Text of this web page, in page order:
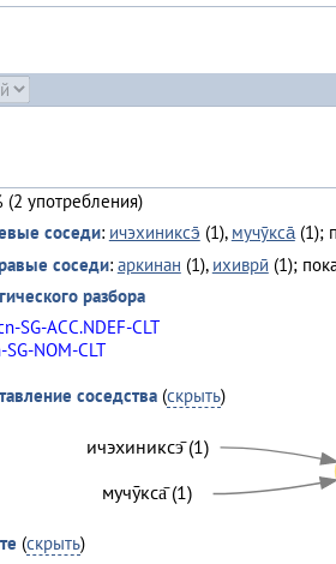
(2 употребления)
соседи: ичэхиниксэ̄ (1), мучӯкса̄(1);
соседи: аркинан (1), ихиврӣ (1);
разбора
SG-ACC.NDEF-CLT
SG-NOM-CLT
соседства(скрыть)
ичэхиниксэ̄ (1)
мучӯкса̄ (1)
(скрыть)